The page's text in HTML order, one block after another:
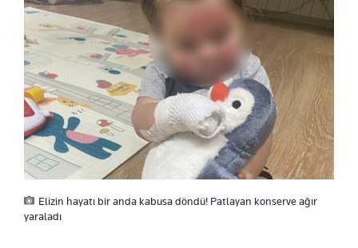
Elizin hayatı bir anda kabusa döndü! Patlayan konserve ağır
yaraladı